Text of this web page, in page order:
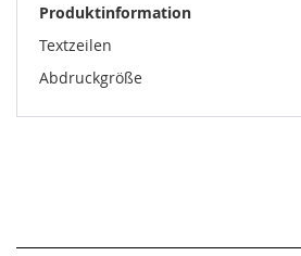
Produktinformation
Textzeilen
Abdruckgröße